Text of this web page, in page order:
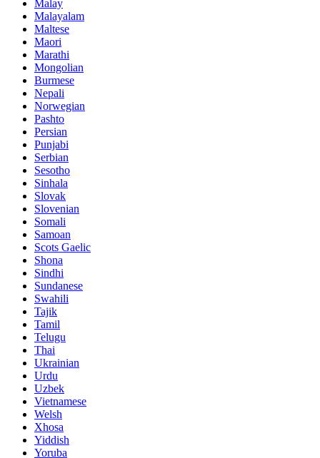
Malay
Malayalam
Maltese
Maori
Marathi
Mongolian
Burmese
Nepali
Norwegian
Pashto
Persian
Punjabi
Serbian
Sesotho
Sinhala
Slovak
Slovenian
Somali
Samoan
Scots Gaelic
Shona
Sindhi
Sundanese
Swahili
Tajik
Tamil
Telugu
Thai
Ukrainian
Urdu
Uzbek
Vietnamese
Welsh
Xhosa
Yiddish
Yoruba